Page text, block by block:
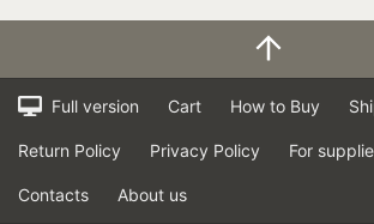
Full version Cart How to Buy
Return Policy Privacy Policy For
Contacts About us